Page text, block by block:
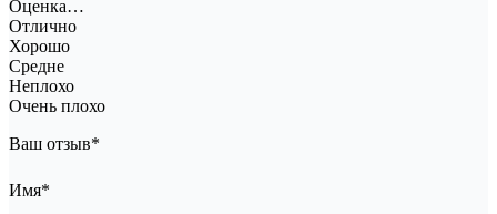
Оценка…
Отлично
Хорошо
Средне
Неплохо
Очень плохо
Ваш отзыв*
Имя*